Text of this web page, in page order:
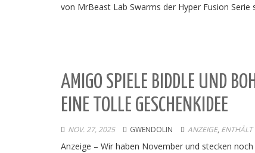
von MrBeast Lab Swarms der Hyper Fusion
AMIGO SPIELE BIDDLE UND
EINE TOLLE GESCHENKIDEE
NOV. 27, 2025 GWENDOLIN ANZEIGE, ENTHÄLT
Anzeige – Wir haben November und stecken